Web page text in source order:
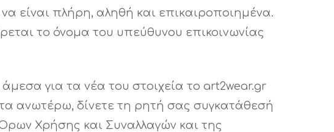
είναι πλήρη, αληθή και επικαιροποιημένα.
το όνομα του υπεύθυνου επικοινωνίας
για τα νέα του στοιχεία το art2wear.gr
ανωτέρω, δίνετε τη ρητή σας συγκατάθεσή
Χρήσης και Συναλλαγών και της